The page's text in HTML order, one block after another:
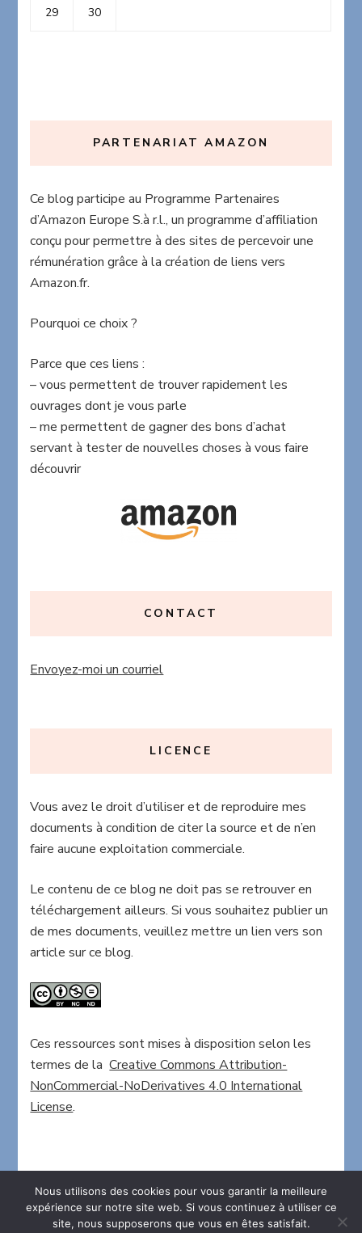
29 30
PARTENARIAT AMAZON
Ce blog participe au Programme Partenaires
d’Amazon Europe S.à r.l., un programme d’affiliation
conçu pour permettre à des sites de percevoir une
rémunération grâce à la création de liens vers
Amazon.fr.
Pourquoi ce choix ?
Parce que ces liens :
– vous permettent de trouver rapidement les
ouvrages dont je vous parle
– me permettent de gagner des bons d’achat
servant à tester de nouvelles choses à vous faire
découvrir
CONTACT
Envoyez-moi un courriel
LICENCE
Vous avez le droit d’utiliser et de reproduire mes
documents à condition de citer la source et de n’en
faire aucune exploitation commerciale.
Le contenu de ce blog ne doit pas se retrouver en
téléchargement ailleurs. Si vous souhaitez publier un
de mes documents, veuillez mettre un lien vers son
article sur ce blog.
Ces ressources sont mises à disposition selon les
termes de laCreative Commons Attribution-
NonCommercial-NoDerivatives 4.0 International
License.
2026 CopyrightLa maison en folie.Blossom Chic -
Nous utilisons des cookies pour vous garantir la meilleure
expérience sur notre site web. Si vous continuez à utiliser ce
site, nous supposerons que vous en êtes satisfait.